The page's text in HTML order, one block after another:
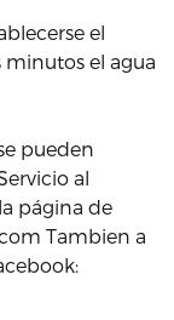
el
minutos el agua
pueden
al
página de
Tambien a